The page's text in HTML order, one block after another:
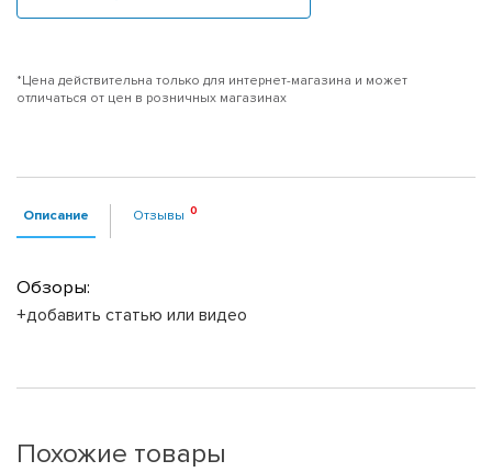
*Цена действительна только для интернет-магазина и может
отличаться от цен в розничных магазинах
Описание Отзывы
Обзоры:
+добавить статью или видео
Похожие товары